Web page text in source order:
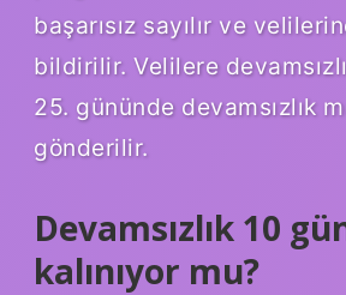
başarısız sayılır ve
bildirilir. Velilere
25. gününde devamsızlık
gönderilir.
Devamsızlık 10
kalınıyor mu?